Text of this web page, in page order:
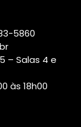
5860
– Salas 4 e
às 18h00